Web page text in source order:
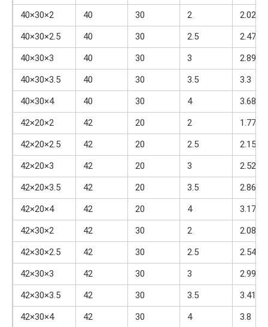
40×30×2
40 30 2
2.02
40×30×2.5
40 30 2.5
2.47
40×30×3
40 30 3
2.89
40×30×3.5
40 30 3.5
3.3
40×30×4
40 30 4
3.68
42×20×2
42 20 2
1.77
42×20×2.5
42 20 2.5
2.15
42×20×3
42 20 3
2.52
42×20×3.5
42 20 3.5
2.86
42×20×4
42 20 4
3.17
42×30×2
42 30 2
2.08
42×30×2.5
42 30 2.5
2.54
42×30×3
42 30 3
2.99
42×30×3.5
42 30 3.5
3.41
42×30×4
42 30 4 3.8